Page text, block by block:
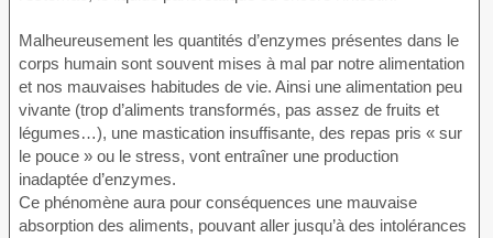
Malheureusement les quantités d’enzymes présentes dans le
corps humain sont souvent mises à mal par notre alimentation
et nos mauvaises habitudes de vie. Ainsi une alimentation peu
vivante (trop d’aliments transformés, pas assez de fruits et
légumes…), une mastication insuffisante, des repas pris « sur
le pouce » ou le stress, vont entraîner une production
inadaptée d’enzymes.
Ce phénomène aura pour conséquences une mauvaise
absorption des aliments, pouvant aller jusqu’à des intolérances